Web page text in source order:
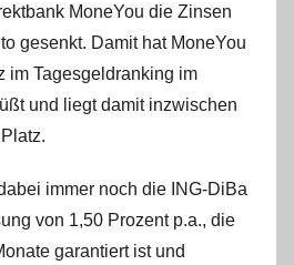
n
C
W
MoneYou die Zinsen
gesenkt. Damit hat MoneYou
im Tagesgeldranking im
und liegt damit inzwischen
immer noch die ING-DiBa
von 1,50 Prozent p.a., die
garantiert ist und